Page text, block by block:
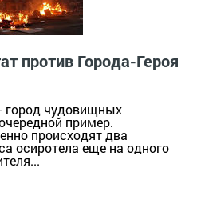
против Города-Героя
город чудовищных
пример.
происходят два
осиротела еще на одного